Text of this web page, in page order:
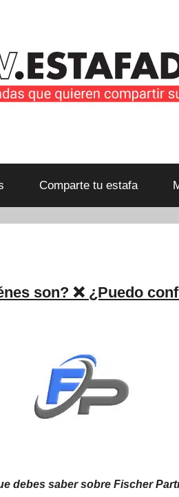
Comparte tu estafa
son? ❌ ¿Puedo
debes saber sobre Fischer